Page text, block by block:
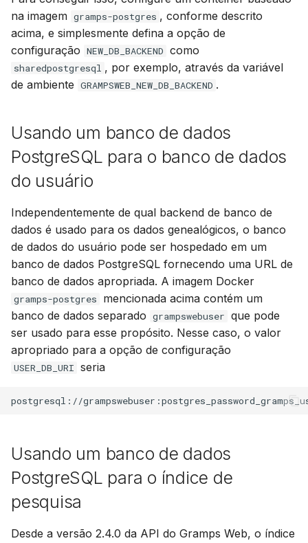
na imagem gramps-postgres , conforme descrito
acima, e simplesmente defina a opção de
configuração NEW_DB_BACKEND como
sharedpostgresql , por exemplo, através da variável
de ambiente GRAMPSWEB_NEW_DB_BACKEND .
Usando um banco de dados
PostgreSQL para o banco de dados
do usuário
Independentemente de qual backend de banco de
dados é usado para os dados genealógicos, o banco
de dados do usuário pode ser hospedado em um
banco de dados PostgreSQL fornecendo uma URL de
banco de dados apropriada. A imagem Docker
gramps-postgres
mencionada acima contém um
banco de dados separado grampswebuser que pode
ser usado para esse propósito. Nesse caso, o valor
apropriado para a opção de configuração
USER_DB_URI seria
Usando um banco de dados
PostgreSQL para o índice de
pesquisa
Desde a versão 2.4.0 da API do Gramps Web, o índice